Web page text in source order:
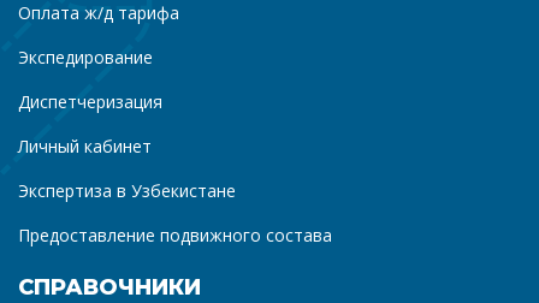
Оплата ж/д тарифа
Экспедирование
Диспетчеризация
Личный кабинет
Экспертиза в Узбекистане
Предоставление подвижного состава
СПРАВОЧНИКИ